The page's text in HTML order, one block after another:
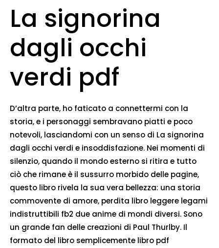
La signorina
dagli occhi
verdi pdf
D’altra parte, ho faticato a connettermi con la
storia, e i personaggi sembravano piatti e poco
notevoli, lasciandomi con un senso di La signorina
dagli occhi verdi e insoddisfazione. Nei momenti di
silenzio, quando il mondo esterno si ritira e tutto
ciò che rimane è il sussurro morbido delle pagine,
questo libro rivela la sua vera bellezza: una storia
commovente di amore, perdita libro leggere legami
indistruttibili fb2 due anime di mondi diversi. Sono
un grande fan delle creazioni di Paul Thurlby. Il
formato del libro semplicemente libro pdf